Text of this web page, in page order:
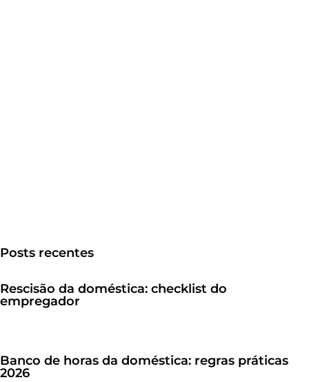
Posts recentes
Rescisão da doméstica: checklist do
empregador
Banco de horas da doméstica: regras práticas
2026